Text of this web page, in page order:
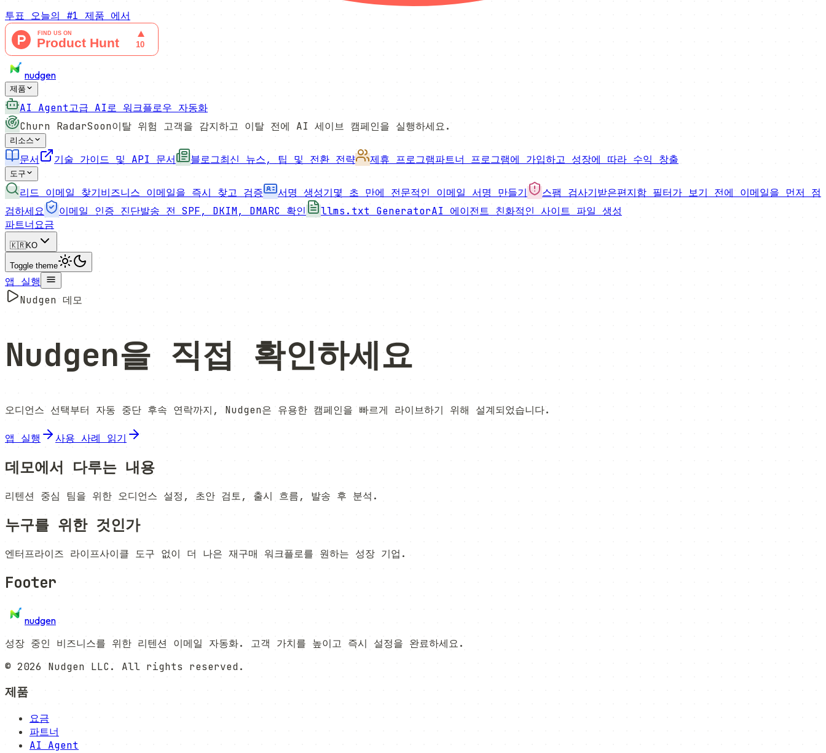
투표 오늘의 #1 제품 에서
nudgen
제품
AI Agent고급 AI로 워크플로우 자동화
Churn RadarSoon이탈 위험 고객을 감지하고 이탈 전에 AI 세이브 캠페인을 실행하세요.
리소스
문서 기술 가이드 및 API 문서 블로그최신 뉴스, 팁 및 전환 전략 제휴 프로그램파트너 프로그램에 가입하고 성장에 따라 수익 창출
도구
리드 이메일 찾기비즈니스 이메일을 즉시 찾고 검증 서명 생성기몇 초 만에 전문적인 이메일 서명 만들기 스팸 검사기받은편지함 필터가 보기 전에 이메일을 먼저 점
검하세요
이메일 인증 진단발송 전 SPF, DKIM, DMARC 확인 llms.txt GeneratorAI 에이전트 친화적인 사이트 파일 생성
파트너요금
🇰🇷KO
Toggle theme
앱 실행
Nudgen 데모
Nudgen을 직접 확인하세요
오디언스 선택부터 자동 중단 후속 연락까지, Nudgen은 유용한 캠페인을 빠르게 라이브하기 위해 설계되었습니다.
앱 실행 사용 사례 읽기
데모에서 다루는 내용
리텐션 중심 팀을 위한 오디언스 설정, 초안 검토, 출시 흐름, 발송 후 분석.
누구를 위한 것인가
엔터프라이즈 라이프사이클 도구 없이 더 나은 재구매 워크플로를 원하는 성장 기업.
Footer
nudgen
성장 중인 비즈니스를 위한 리텐션 이메일 자동화. 고객 가치를 높이고 즉시 설정을 완료하세요.
© 2026 Nudgen LLC. All rights reserved.
제품
요금
파트너
AI Agent